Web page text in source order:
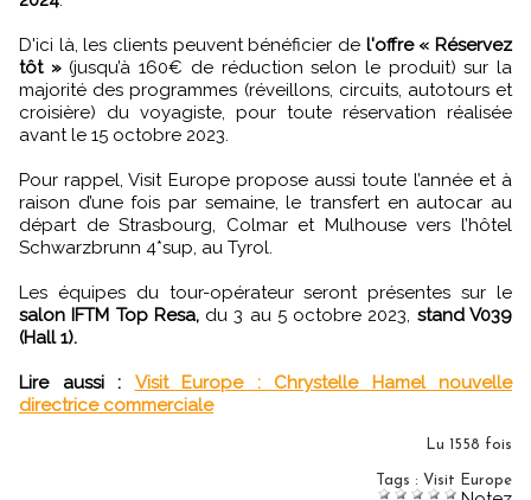
D'ici là, les clients peuvent bénéficier de l'offre « Réservez
tôt »(jusqu’à 160€ de réduction selon le produit) sur la
majorité des programmes (réveillons, circuits, autotours et
croisière) du voyagiste, pour toute réservation réalisée
avant le 15 octobre 2023.
Pour rappel, Visit Europe propose aussi toute l’année et à
raison d’une fois par semaine, le transfert en autocar au
départ de Strasbourg, Colmar et Mulhouse vers l’hôtel
Schwarzbrunn 4*sup, au Tyrol.
Les équipes du tour-opérateur seront présentes sur le
salon IFTM Top Resa,du 3 au 5 octobre 2023, stand V039
(Hall 1).
Lire aussi :
Visit Europe : Chrystelle Hamel nouvelle
directrice commerciale
Lu 1558 fois
Tags : Visit Europe